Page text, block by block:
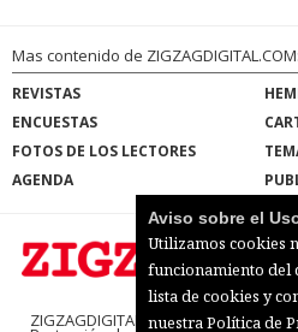
Mas contenido de ZIGZAGDIGITAL.COM:
REVISTAS
ENCUESTAS
FOTOS DE LOS LECTORES
AGENDA
ZIGZAGDIGITAL.COM |Términos de
Aviso sobre el
Utilizamos cookies
funcionamiento del
lista de cookies y
nuestra Política de